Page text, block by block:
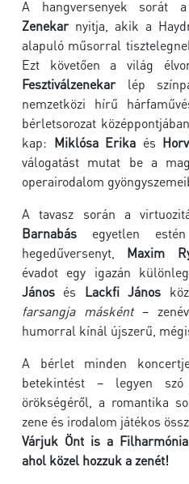
A hangversenyek sorát a
Zenekarnyitja, akik a
alapuló műsorral
Ezt követően a világ
Fesztiválzenekarlép
nemzetközi hírű
bérletsorozat
kap: Miklósa Erika és
válogatást mutat be a
operairodalom
A tavasz során a
Barnabás egyetlen
hegedűversenyt, Maxim
évadot egy igazán
János és Lackfi János
farsangja másként–
humorral kínál újszerű,
A bérlet minden
betekintést – legyen
örökségéről, a romantika
zene és irodalom játékos
Várjuk Önt is a
ahol közel hozzuk a zenét!